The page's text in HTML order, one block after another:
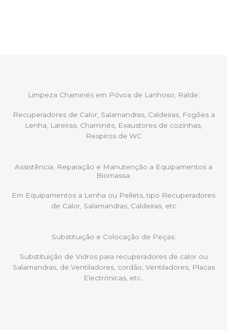
Limpeza Chaminés em Póvoa de Lanhoso, Ralde:
Recuperadores de Calor, Salamandras, Caldeiras, Fogões a
Lenha, Lareiras, Chaminés, Exaustores de cozinhas,
Respiros de WC
Assistência, Reparação e Manutenção a Equipamentos a
Biomassa:
Em Equipamentos a Lenha ou Pellets, tipo Recuperadores
de Calor, Salamandras, Caldeiras, etc
Substituição e Colocação de Peças:
Substituição de Vidros para recuperadores de calor ou
Salamandras, de Ventiladores, cordão, Ventiladores, Placas
Electrónicas, etc..